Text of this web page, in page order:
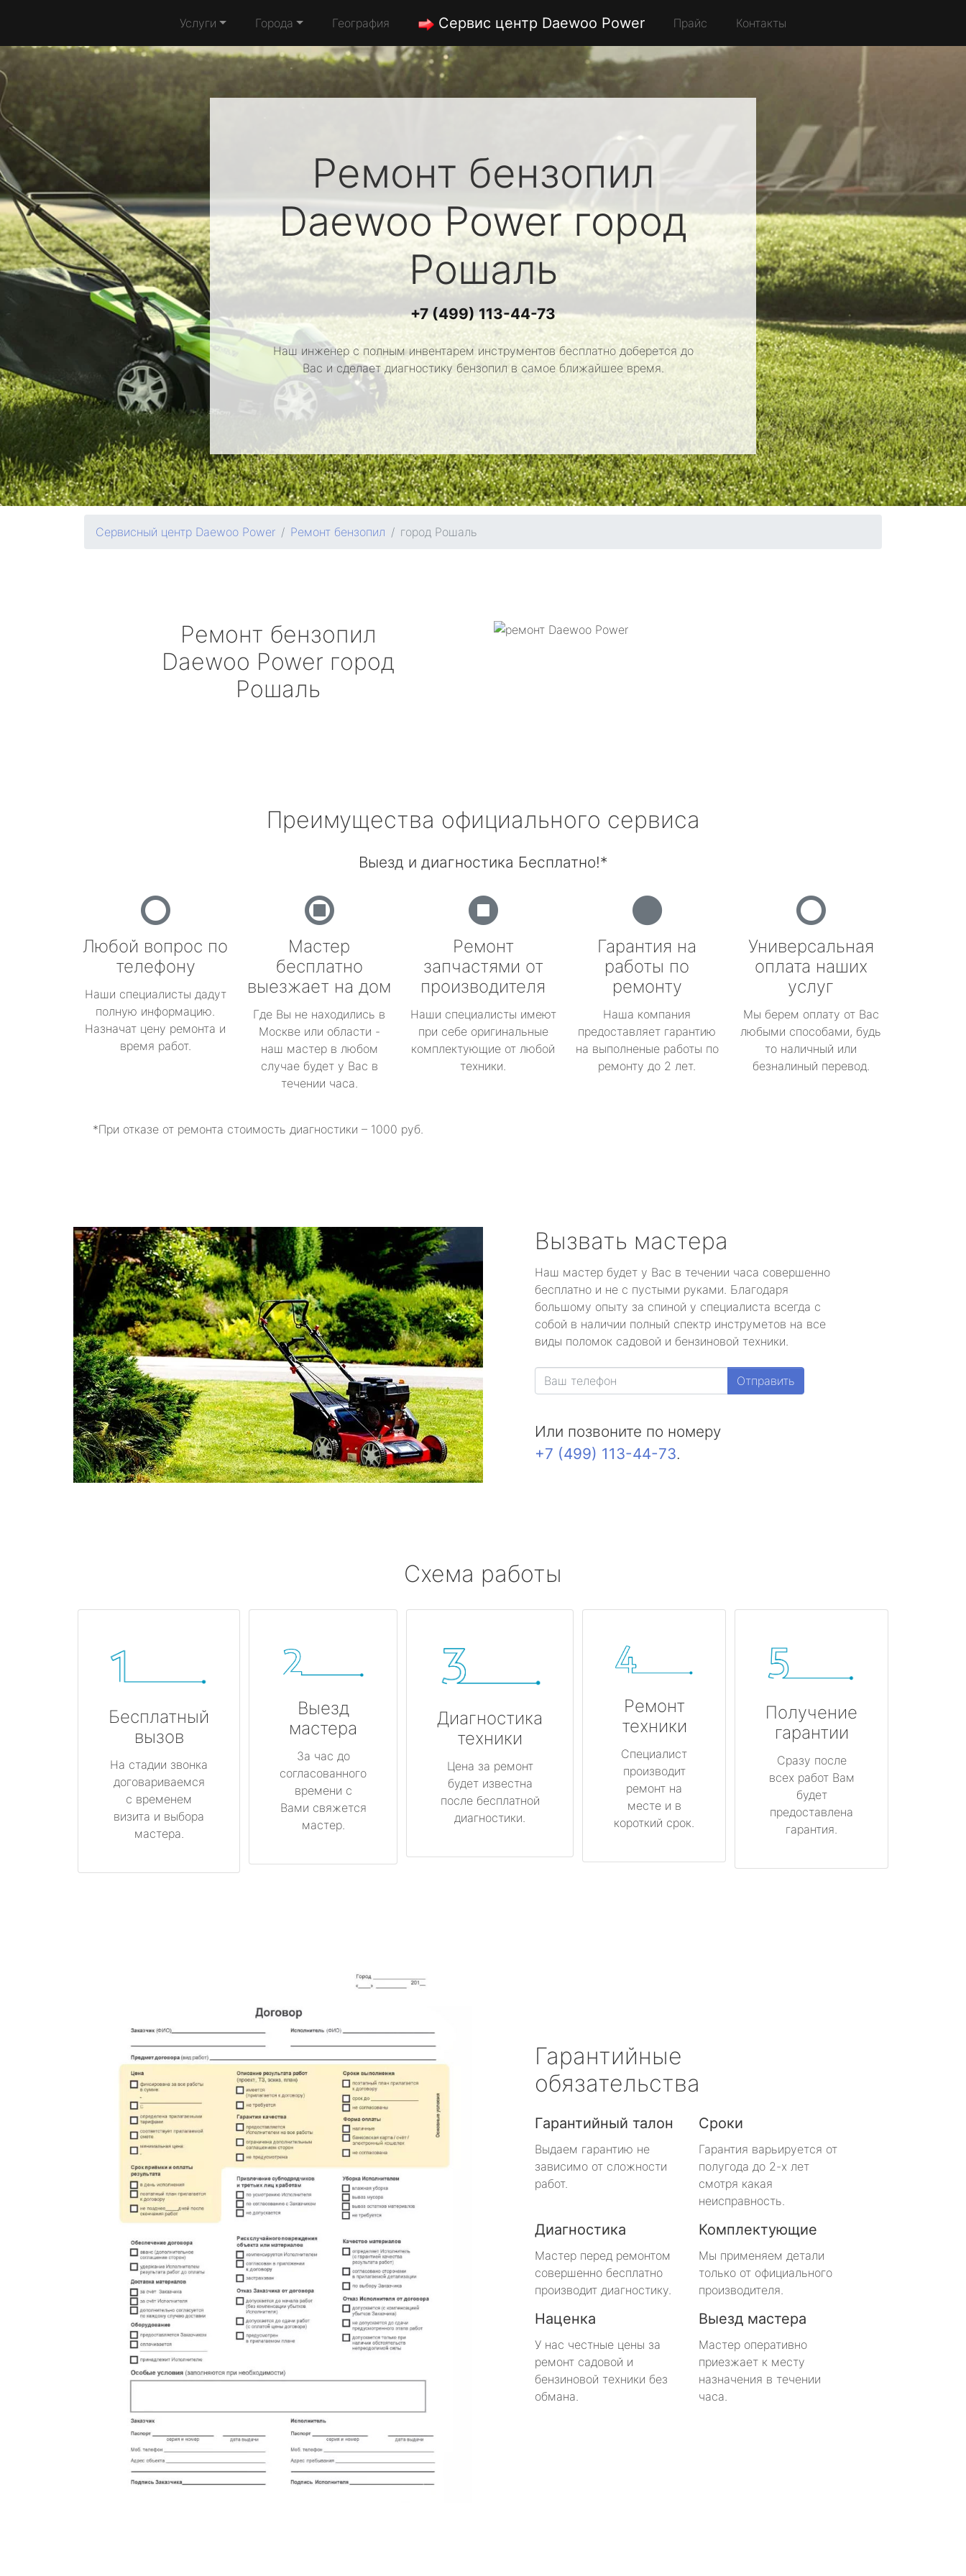
Услуги Города География Сервис центр Daewoo Power Прайс Контакты
Ремонт бензопил
Daewoo Powerгород
Рошаль
+7 (499) 113-44-73
Наш инженер с полным инвентарем инструментов бесплатно доберется до
Вас и сделает диагностику бензопил в самое ближайшее время.
Сервисный центр Daewoo Power Ремонт бензопил город Рошаль
Ремонт бензопил
Daewoo Power город
Рошаль
Преимущества официального сервиса
Выезд и диагностика Бесплатно!*
Любой вопрос по
телефону
Наши специалисты дадут
полную информацию.
Назначат цену ремонта и
время работ.
Мастер
бесплатно
выезжает на дом
Где Вы не находились в
Москве или области -
наш мастер в любом
случае будет у Вас в
течении часа.
Ремонт
запчастями от
производителя
Наши специалисты имеют
при себе оригинальные
комплектующие от любой
техники.
Гарантия на
работы по
ремонту
Наша компания
предоставляет гарантию
на выполненые работы по
ремонту до 2 лет.
Универсальная
оплата наших
услуг
Мы берем оплату от Вас
любыми способами, будь
то наличный или
безналиный перевод.
*При отказе от ремонта стоимость диагностики – 1000 руб.
Вызвать мастера
Наш мастер будет у Вас в течении часа совершенно
бесплатно и не с пустыми руками. Благодаря
большому опыту за спиной у специалиста всегда с
собой в наличии полный спектр инструметов на все
виды поломок садовой и бензиновой техники.
Отправить
Или позвоните по номеру
+7 (499) 113-44-73.
Схема работы
Бесплатный
вызов
На стадии звонка
договариваемся
с временем
визита и выбора
мастера.
Выезд
мастера
За час до
согласованного
времени с
Вами свяжется
мастер.
Диагностика
техники
Цена за ремонт
будет известна
после бесплатной
диагностики.
Ремонт
техники
Специалист
производит
ремонт на
месте и в
короткий срок.
Получение
гарантии
Сразу после
всех работ Вам
будет
предоставлена
гарантия.
Гарантийные
обязательства
Гарантийный талон
Выдаем гарантию не
зависимо от сложности
работ.
Сроки
Гарантия варьируется от
полугода до 2-х лет
смотря какая
неисправность.
Диагностика
Мастер перед ремонтом
совершенно бесплатно
производит диагностику.
Комплектующие
Мы применяем детали
только от официального
производителя.
Наценка
У нас честные цены за
ремонт садовой и
бензиновой техники без
обмана.
Выезд мастера
Мастер оперативно
приезжает к месту
назначения в течении
часа.